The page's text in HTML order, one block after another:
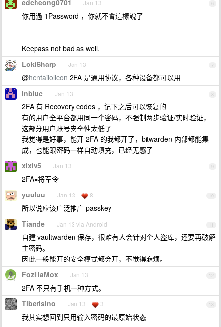
6
edcheong0701 Jan 13
你用過 1Password ，你就不會這樣說了
Keepass not bad as well.
7
LokiSharp Jan 13
@hentailolicon 2FA 是通用协议，各种设备都可以用
8
lnbiuc Jan 13
2FA 有 Recovery codes ，记下之后可以恢复的
有的用户全平台都用同一个密码，不强制两步验证/实时验证，
这部分用户账号安全性太低了
我觉得是好事，能开 2FA 的我都开了，bitwarden 内部都能集
成，也能跟密码一样自动填充，已经无感了
9
xixiv5 Jan 13
2FA=将军令
10
yuuluu Jan 13 8
所以说应该广泛推广 passkey
11
Tiande Jan 13 via Android
自建 vaultwarden 保存，很难有人会针对个人盗库，还要再破解
主密码。
因此一般能开的安全模式都会开，不觉得麻烦。
12
FozillaMox Jan 13
2FA 不只有手机一种方式。
13
Tiberisino Jan 13 3
我其实想回到只用输入密码的最原始状态